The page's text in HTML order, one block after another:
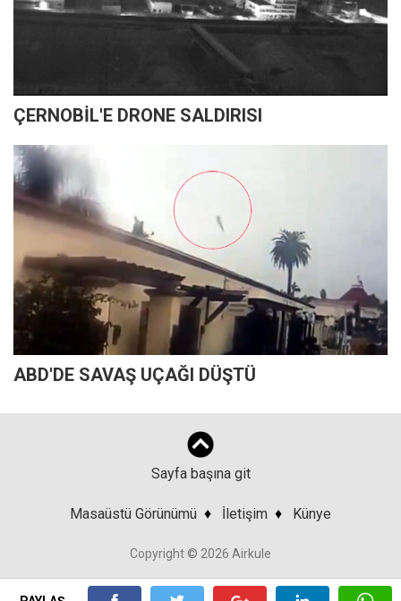
ÇERNOBİL'E DRONE SALDIRISI
ABD'DE SAVAŞ UÇAĞI DÜŞTÜ
Sayfa başına git
Masaüstü Görünümü ♦ İletişim ♦ Künye
Copyright © 2026 Airkule